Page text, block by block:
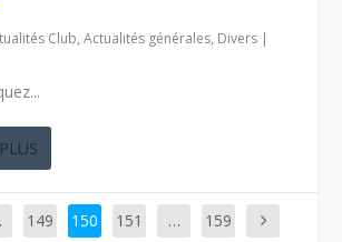
Club,Actualités générales, Divers |
149 150 151 … 159